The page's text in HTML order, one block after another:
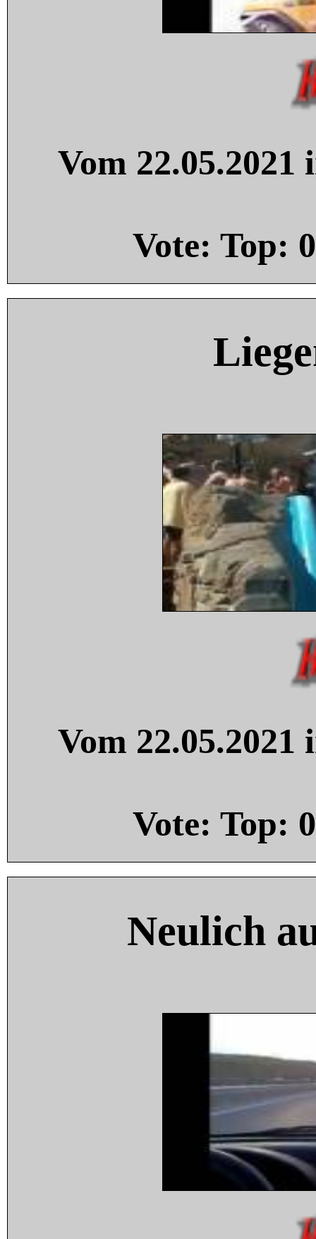
Vom
Vote: Top: 0
Vom
Vote: Top: 0
Neulich